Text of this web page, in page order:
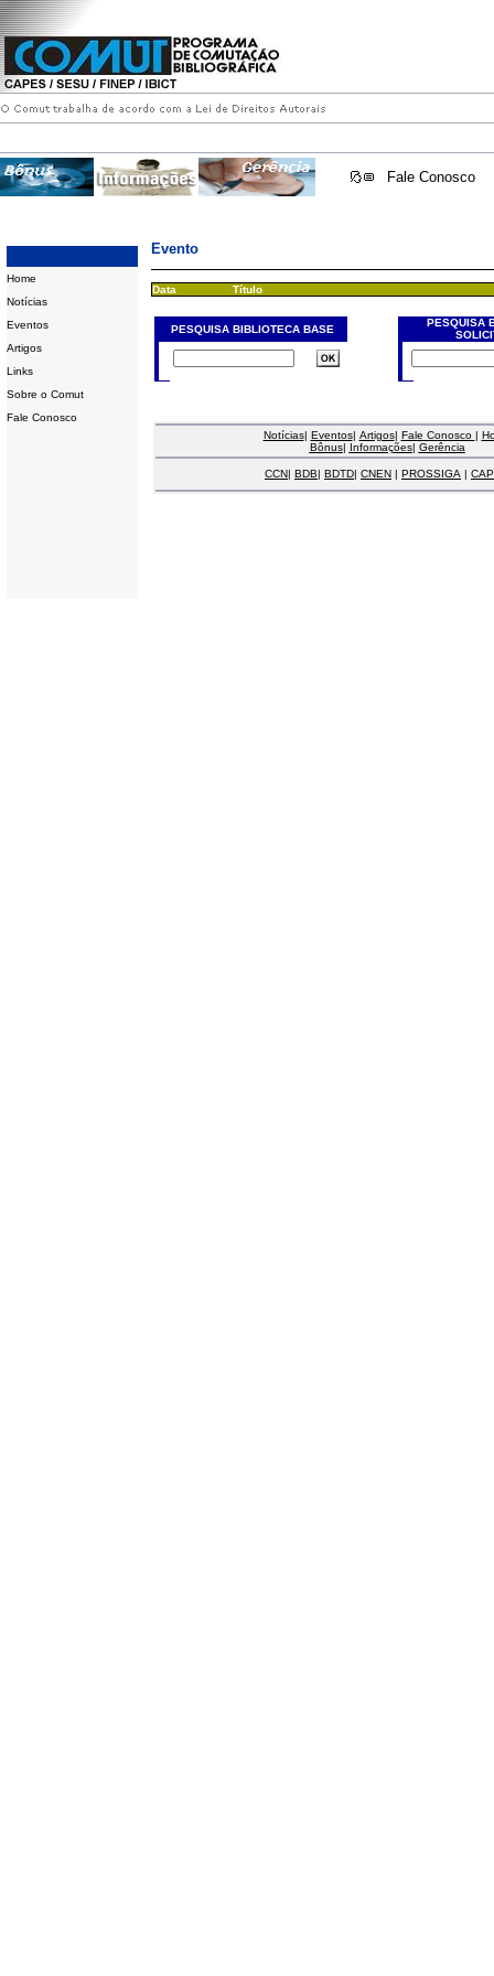
Fale Conosco
Home
Notícias
Eventos
Artigos
Links
Sobre o Comut
Fale Conosco
Evento
Data Título
PESQUISA BIBLIOTECA BASE
PESQUISA
Notícias| Eventos| Artigos| Fale Conosco |
Bônus| Informações| Gerência
CCN| BDB| BDTD| CNEN | PROSSIGA |